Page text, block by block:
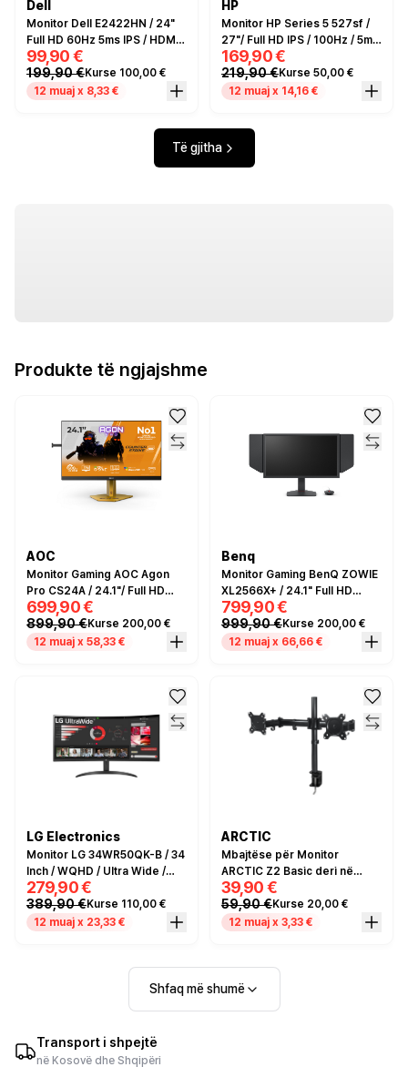
Dell
Monitor Dell E2422HN / 24"
Full HD 60Hz 5ms IPS / HDMI,
VGA - e zezë
99,90 €
199,90 €Kurse 100,00 €
12 muaj x 8,33 €
HP
Monitor HP Series 5 527sf /
27"/ Full HD IPS / 100Hz / 5ms
/ HDMI+VGA - Zezë/Argjendi
169,90 €
219,90 €Kurse 50,00 €
12 muaj x 14,16 €
Të gjitha
Produkte të ngjajshme
AOC
Monitor Gaming AOC Agon
Pro CS24A / 24.1"/ Full HD
Ultra-Fast TN / LED / 610 Hz /
0.5 ms /
HDMI+USB+DP+HDCP -
699,90 €
899,90 €Kurse 200,00 €
12 muaj x 58,33 €
Benq
Monitor Gaming BenQ ZOWIE
XL2566X+ / 24.1" Full HD
400Hz 0.3ms / HDMI, DP, USB
/ e zezë
799,90 €
999,90 €Kurse 200,00 €
12 muaj x 66,66 €
LG Electronics
Monitor LG 34WR50QK-B / 34
Inch / WQHD / Ultra Wide /
100Hz / 5ms / I zi
279,90 €
389,90 €Kurse 110,00 €
12 muaj x 23,33 €
ARCTIC
Mbajtëse për Monitor
ARCTIC Z2 Basic deri në
2x27" 8KG
39,90 €
59,90 €Kurse 20,00 €
12 muaj x 3,33 €
Shfaq më shumë
Transport i shpejtë
në Kosovë dhe Shqipëri